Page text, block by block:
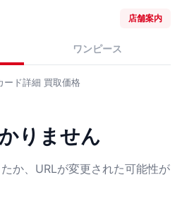
店舗案内
ワンピース
ード詳細 買取価格
りません
か、URLが変更された可能性が